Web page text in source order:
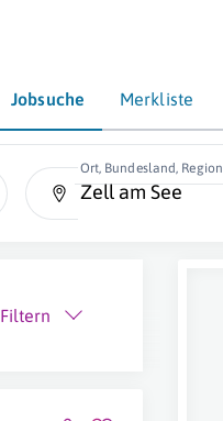
Jobsuche Merkliste
Ort, Bundesland, Region
Filtern